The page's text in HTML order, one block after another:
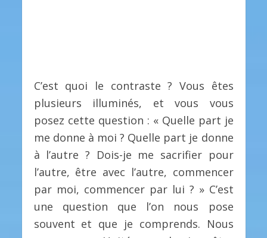
C’est quoi le contraste ? Vous êtes
plusieurs illuminés, et vous vous
posez cette question : « Quelle part je
me donne à moi ? Quelle part je donne
à l’autre ? Dois-je me sacrifier pour
l’autre, être avec l’autre, commencer
par moi, commencer par lui ? » C’est
une question que l’on nous pose
souvent et que je comprends. Nous